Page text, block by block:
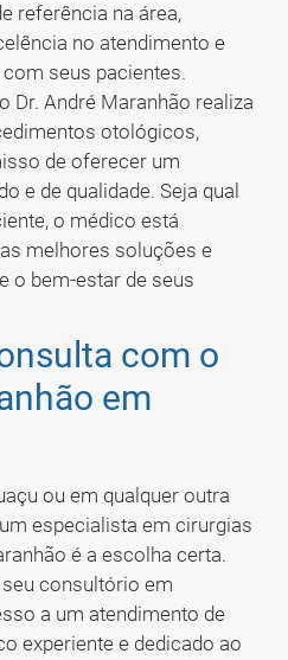
referência na área,
no atendimento e
seus pacientes.
Dr. André Maranhão realiza
otológicos,
de oferecer um
e de qualidade. Seja qual
o médico está
melhores soluções e
o bem-estar de seus
com o
em
ou em qualquer outra
especialista em cirurgias
é a escolha certa.
consultório em
a um atendimento de
experiente e dedicado ao